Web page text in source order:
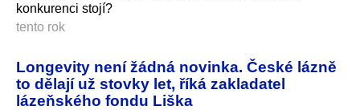
konkurenci stojí?
tento rok
Longevity není žádná novinka. České lázně
to dělají už stovky let, říká zakladatel
lázeňského fondu Liška